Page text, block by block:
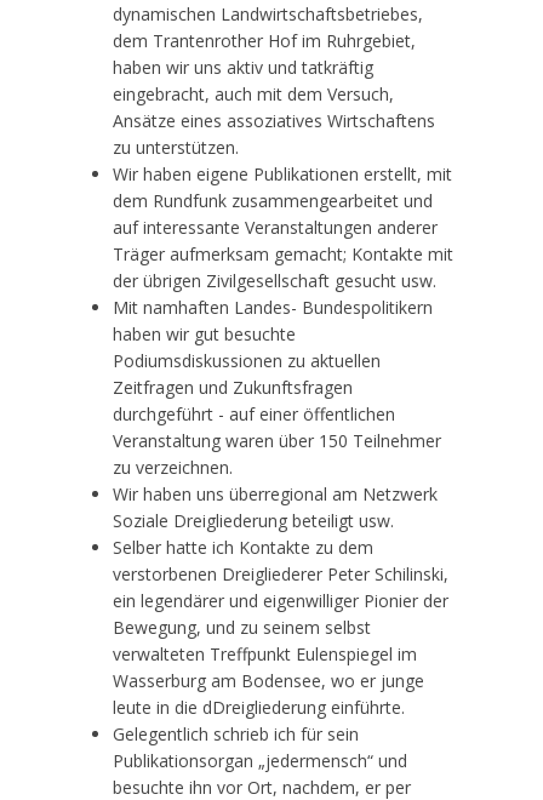
dynamischen Landwirtschaftsbetriebes,
dem Trantenrother Hof im Ruhrgebiet,
haben wir uns aktiv und tatkräftig
eingebracht, auch mit dem Versuch,
Ansätze eines assoziatives Wirtschaftens
zu unterstützen.
Wir haben eigene Publikationen erstellt, mit
dem Rundfunk zusammengearbeitet und
auf interessante Veranstaltungen anderer
Träger aufmerksam gemacht; Kontakte mit
der übrigen Zivilgesellschaft gesucht usw.
Mit namhaften Landes- Bundespolitikern
haben wir gut besuchte
Podiumsdiskussionen zu aktuellen
Zeitfragen und Zukunftsfragen
durchgeführt - auf einer öffentlichen
Veranstaltung waren über 150 Teilnehmer
zu verzeichnen.
Wir haben uns überregional am Netzwerk
Soziale Dreigliederung beteiligt usw.
Selber hatte ich Kontakte zu dem
verstorbenen Dreigliederer Peter Schilinski,
ein legendärer und eigenwilliger Pionier der
Bewegung, und zu seinem selbst
verwalteten Treffpunkt Eulenspiegel im
Wasserburg am Bodensee, wo er junge
leute in die dDreigliederung einführte.
Gelegentlich schrieb ich für sein
Publikationsorgan „jedermensch“ und
besuchte ihn vor Ort, nachdem, er per